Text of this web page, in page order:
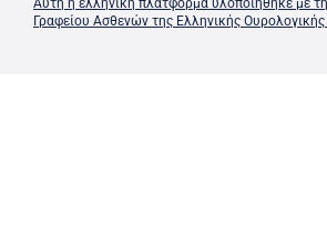
Αυτή η ελληνική πλατφόρμα υλοποιήθηκε με
Γραφείου Ασθενών της Ελληνικής Ουρολογικής